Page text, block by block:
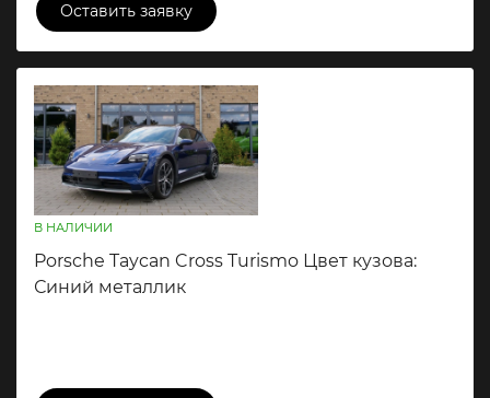
Оставить заявку
В НАЛИЧИИ
Porsche Taycan Cross Turismo Цвет кузова:
Синий металлик